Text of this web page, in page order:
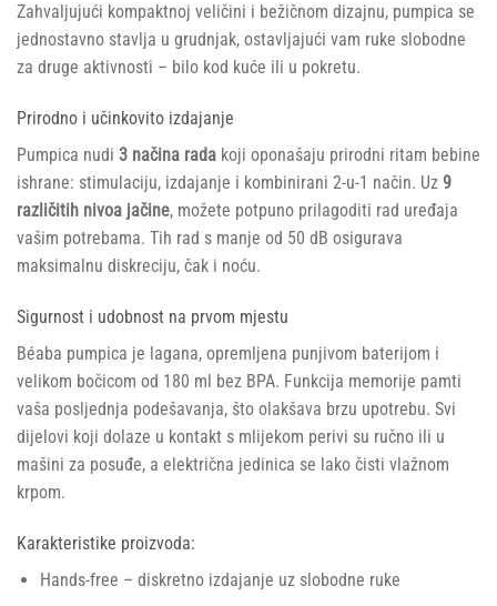
Zahvaljujući kompaktnoj veličini i bežičnom dizajnu, pumpica se
jednostavno stavlja u grudnjak, ostavljajući vam ruke slobodne
za druge aktivnosti – bilo kod kuće ili u pokretu.
Prirodno i učinkovito izdajanje
Pumpica nudi 3 načina rada koji oponašaju prirodni ritam bebine
ishrane: stimulaciju, izdajanje i kombinirani 2-u-1 način. Uz 9
različitih nivoa jačine, možete potpuno prilagoditi rad uređaja
vašim potrebama. Tih rad s manje od 50 dB osigurava
maksimalnu diskreciju, čak i noću.
Sigurnost i udobnost na prvom mjestu
Béaba pumpica je lagana, opremljena punjivom baterijom i
velikom bočicom od 180 ml bez BPA. Funkcija memorije pamti
vaša posljednja podešavanja, što olakšava brzu upotrebu. Svi
dijelovi koji dolaze u kontakt s mlijekom perivi su ručno ili u
mašini za posuđe, a električna jedinica se lako čisti vlažnom
krpom.
Karakteristike proizvoda:
Hands-free – diskretno izdajanje uz slobodne ruke